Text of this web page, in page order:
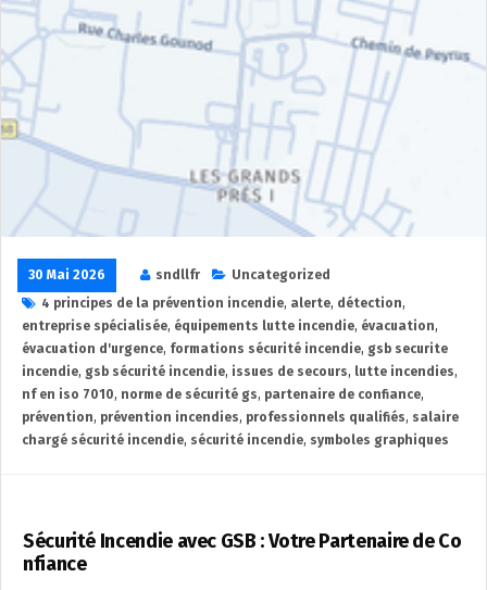
30 Mai 2026 sndllfr
Uncategorized
4 principes de la prévention incendie, alerte, détection,
entreprise spécialisée, équipements lutte incendie, évacuation,
évacuation d'urgence, formations sécurité incendie, gsb securite
incendie, gsb sécurité incendie, issues de secours, lutte incendies,
nf en iso 7010, norme de sécurité gs, partenaire de confiance,
prévention, prévention incendies, professionnels qualifiés, salaire
chargé sécurité incendie, sécurité incendie, symboles graphiques
Sécurité Incendie avec GSB : Votre Partenaire de Co
nfiance